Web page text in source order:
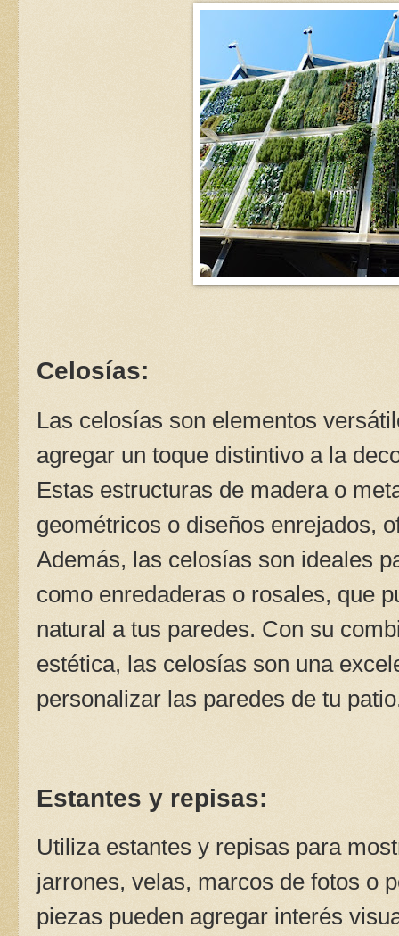
Celosías:
Las celosías son elementos
agregar un toque distintivo a la
Estas estructuras de madera o
geométricos o diseños enrejados,
Además, las celosías son ideales
como enredaderas o rosales, que
natural a tus paredes. Con su
estética, las celosías son una
personalizar las paredes de tu
Estantes y repisas:
Utiliza estantes y repisas para
jarrones, velas, marcos de fotos o
piezas pueden agregar interés